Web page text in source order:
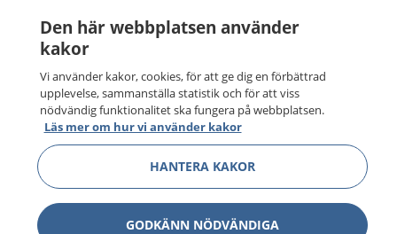
Den här webbplatsen använder
kakor
Vi använder kakor, cookies, för att ge dig en förbättrad
upplevelse, sammanställa statistik och för att viss
nödvändig funktionalitet ska fungera på webbplatsen.
Läs mer om hur vi använder kakor
HANTERA KAKOR
GODKÄNN NÖDVÄNDIGA